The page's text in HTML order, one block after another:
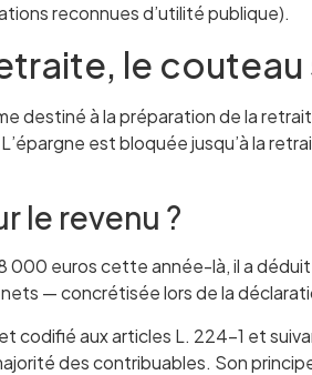
reconnues d’utilité publique).
le
destiné à la préparation de la
est bloquée jusqu’à la
le revenu ?
000 euros cette année-là, il a
— concrétisée lors de la
codifié aux articles L. 224-1 et
des contribuables. Son